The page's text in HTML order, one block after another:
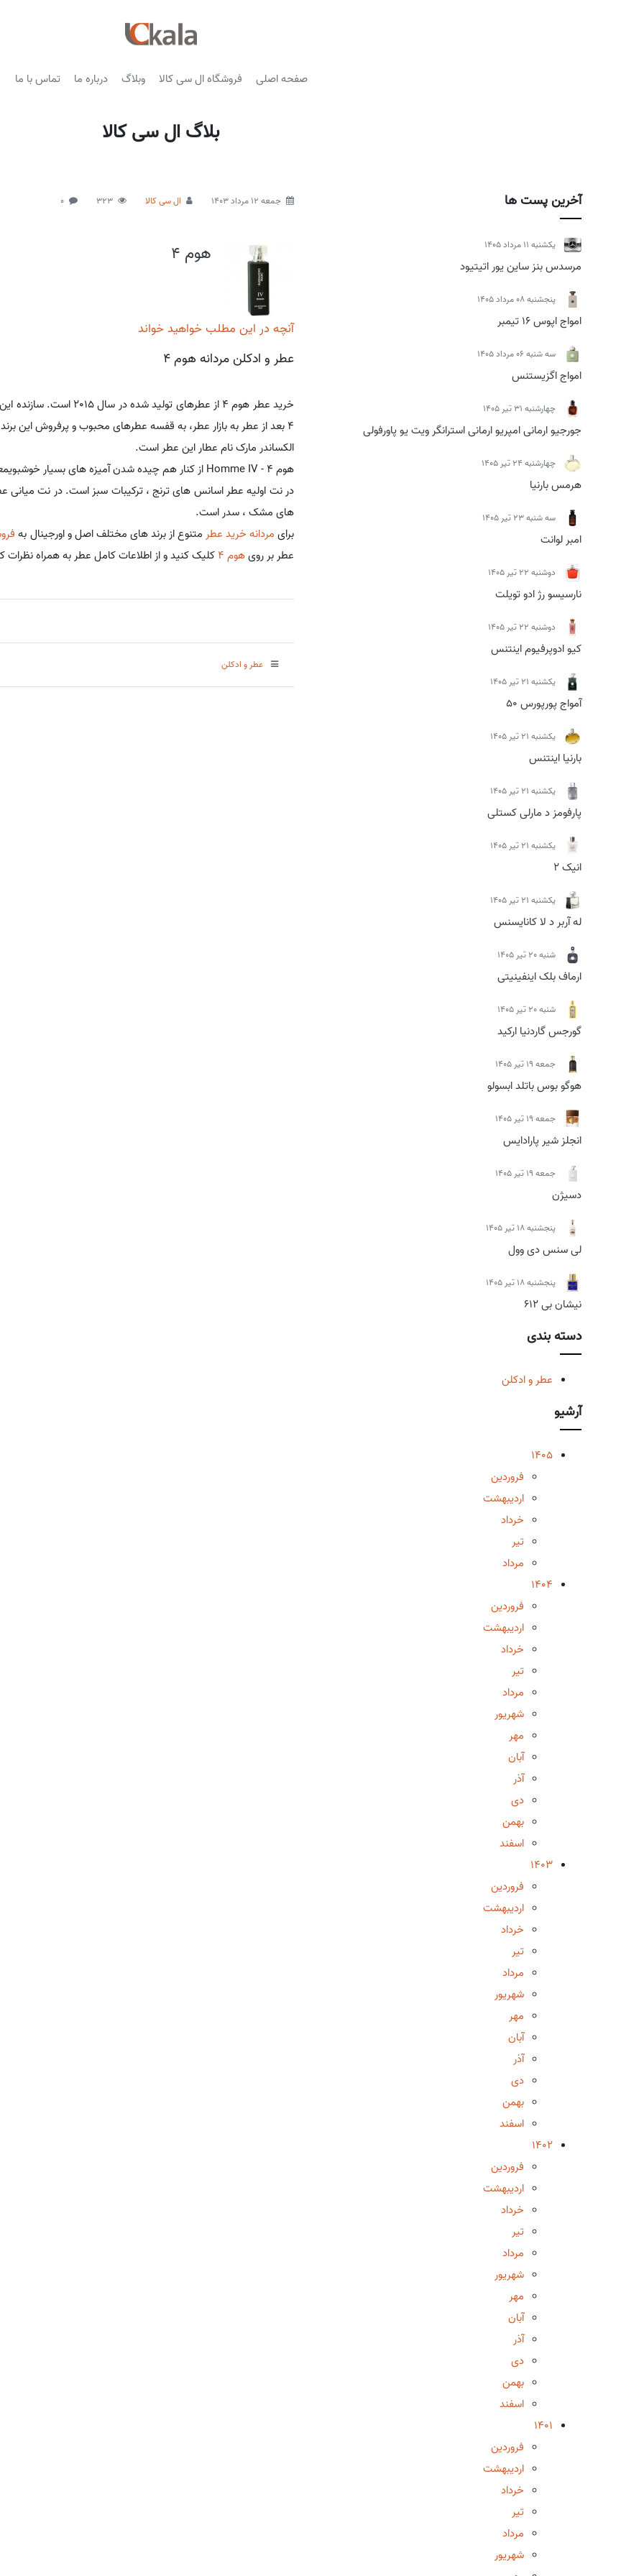
صفحه اصلی فروشگاه ال سی کالا وبلاگ درباره ما تماس با ما
بلاگ ال سی کالا
آخرین پست ها
يكشنبه 11 مرداد 1405
مرسدس بنز ساین یور اتیتیود
پنجشنبه 08 مرداد 1405
امواج اپوس 16 تیمبر
سه شنبه 06 مرداد 1405
امواج اگزیستنس
چهارشنبه 31 تیر 1405
جورجیو ارمانی امپریو ارمانی استرانگر ویت یو پاورفولی
چهارشنبه 24 تیر 1405
هرمس بارنیا
سه شنبه 23 تیر 1405
امبر لوانت
دوشنبه 22 تیر 1405
نارسیسو رژ ادو تویلت
دوشنبه 22 تیر 1405
کیو ادوپرفیوم اینتنس
يكشنبه 21 تیر 1405
آمواج پورپورس 50
يكشنبه 21 تیر 1405
بارنیا اینتنس
يكشنبه 21 تیر 1405
پارفومز د مارلی کستلی
يكشنبه 21 تیر 1405
انیک 2
يكشنبه 21 تیر 1405
له آربر د لا کانایسنس
شنبه 20 تیر 1405
ارماف بلک اینفینیتی
شنبه 20 تیر 1405
گورجس گاردنیا ارکید
جمعه 19 تیر 1405
هوگو بوس باتلد ابسولو
جمعه 19 تیر 1405
انجلز شیر پارادایس
جمعه 19 تیر 1405
دسیژن
پنجشنبه 18 تیر 1405
لی سنس دی وول
پنجشنبه 18 تیر 1405
نیشان بی 612
دسته بندی
عطر و ادکلن
آرشیو
1405
فروردین
اردیبهشت
خرداد
تیر
مرداد
1404
فروردین
اردیبهشت
خرداد
تیر
مرداد
شهریور
مهر
آبان
آذر
دی
بهمن
اسفند
1403
فروردین
اردیبهشت
خرداد
تیر
مرداد
شهریور
مهر
آبان
آذر
دی
بهمن
اسفند
1402
فروردین
اردیبهشت
خرداد
تیر
مرداد
شهریور
مهر
آبان
آذر
دی
بهمن
اسفند
1401
فروردین
اردیبهشت
خرداد
تیر
مرداد
شهریور
جمعه 12 مرداد 1403 ال سی کالا 323
0
هوم 4
آنچه در این مطلب خواهید خواند
عطر و ادکلن مردانه هوم 4
خرید عطر هوم 4 از عطرهای تولید شده در سال 2015 است. سازنده این ادکلن اصل مردانه برند
4 بعد از عطر به بازار عطر، به قفسه عطرهای محبوب و پرفروش این برند راه یافت. عطر مردانه هوم 4 محصول کشور فرانسه است.
الکساندر مارک نام عطار این عطر است.
هوم 4 - Homme IV از کنار هم چیده شدن آمیزه های بسیار خوشبویمعطر گیاهی. به وجود آمد.
در نت اولیه عطر اسانس های ترنج ، ترکیبات سبز است. در نت
های مشک ، سدر است.
برای مردانه خرید عطر متنوع از برند های مختلف اصل و اورجینال به
عطر بر رویهوم 4 کلیک کنید و از اطلاعات کامل عطر به همراه
عطر و ادکلن